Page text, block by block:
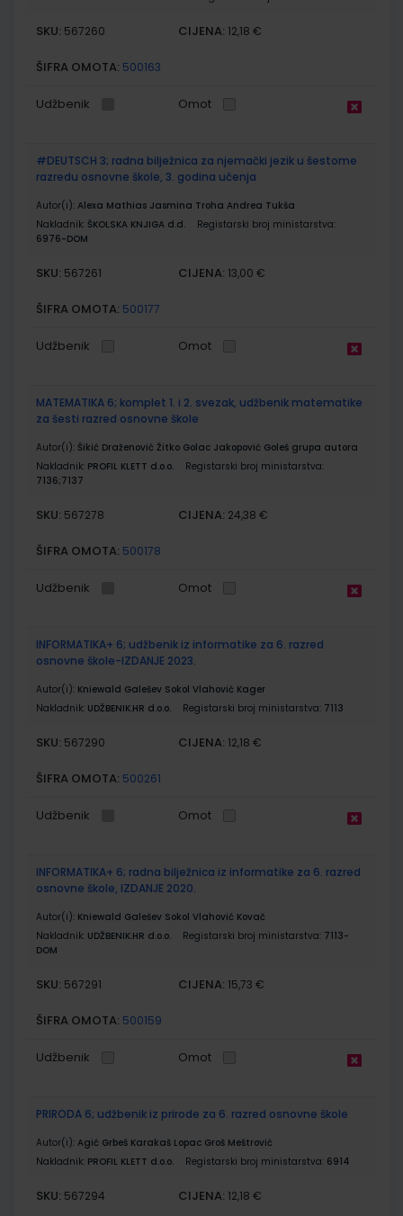
SKU: 567260 CIJENA: 12,18 €
ŠIFRA OMOTA: 500163
Udžbenik Omot
#DEUTSCH 3; radna bilježnica za njemački jezik u šestome
razredu osnovne škole, 3. godina učenja
Autor(i): Alexa Mathias Jasmina Troha Andrea Tukša
Nakladnik: ŠKOLSKA KNJIGA d.d.
Registarski broj ministarstva:
6976-DOM
SKU: 567261 CIJENA: 13,00 €
ŠIFRA OMOTA: 500177
Udžbenik Omot
MATEMATIKA 6; komplet 1. i 2. svezak, udžbenik matematike
za šesti razred osnovne škole
Autor(i): Šikić Draženović Žitko Golac Jakopović Goleš grupa autora
Nakladnik: PROFIL KLETT d.o.o.
Registarski broj ministarstva:
7136;7137
SKU: 567278 CIJENA: 24,38 €
ŠIFRA OMOTA: 500178
Udžbenik Omot
INFORMATIKA+ 6; udžbenik iz informatike za 6. razred
osnovne škole-IZDANJE 2023.
Autor(i): Kniewald Galešev Sokol Vlahović Kager
Nakladnik: UDŽBENIK.HR d.o.o. Registarski broj ministarstva: 7113
SKU: 567290 CIJENA: 12,18 €
ŠIFRA OMOTA: 500261
Udžbenik Omot
INFORMATIKA+ 6; radna bilježnica iz informatike za 6. razred
osnovne škole, IZDANJE 2020.
Autor(i): Kniewald Galešev Sokol Vlahović Kovač
Nakladnik: UDŽBENIK.HR d.o.o. Registarski broj ministarstva: 7113-
DOM
SKU: 567291 CIJENA: 15,73 €
ŠIFRA OMOTA: 500159
Udžbenik Omot
PRIRODA 6; udžbenik iz prirode za 6. razred osnovne škole
Autor(i): Agić Grbeš Karakaš Lopac Groš Meštrović
Nakladnik: PROFIL KLETT d.o.o. Registarski broj ministarstva: 6914
SKU: 567294 CIJENA: 12,18 €